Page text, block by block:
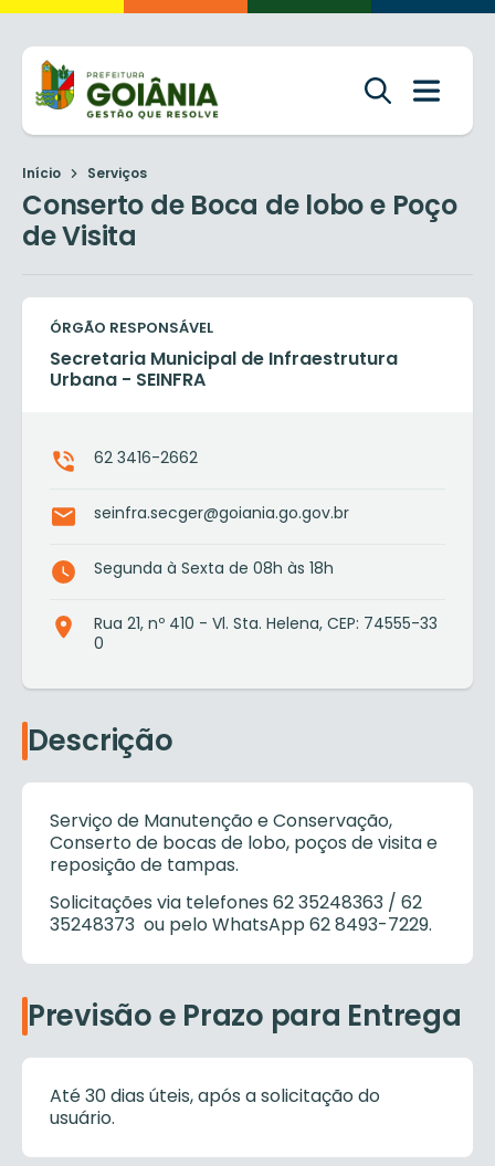
Início Serviços
Conserto de Boca de lobo e Poço
de Visita
ÓRGÃO RESPONSÁVEL
Secretaria Municipal de Infraestrutura
Urbana - SEINFRA
62 3416-2662
seinfra.secger@goiania.go.gov.br
Segunda à Sexta de 08h às 18h
Rua 21, nº 410 - Vl. Sta. Helena, CEP: 74555-33
0
Descrição
Serviço de Manutenção e Conservação,
Conserto de bocas de lobo, poços de visita e
reposição de tampas.
Solicitações via telefones 62 35248363 / 62
35248373 ou pelo WhatsApp 62 8493-7229.
Previsão e Prazo para Entrega
Até 30 dias úteis, após a solicitação do
usuário.